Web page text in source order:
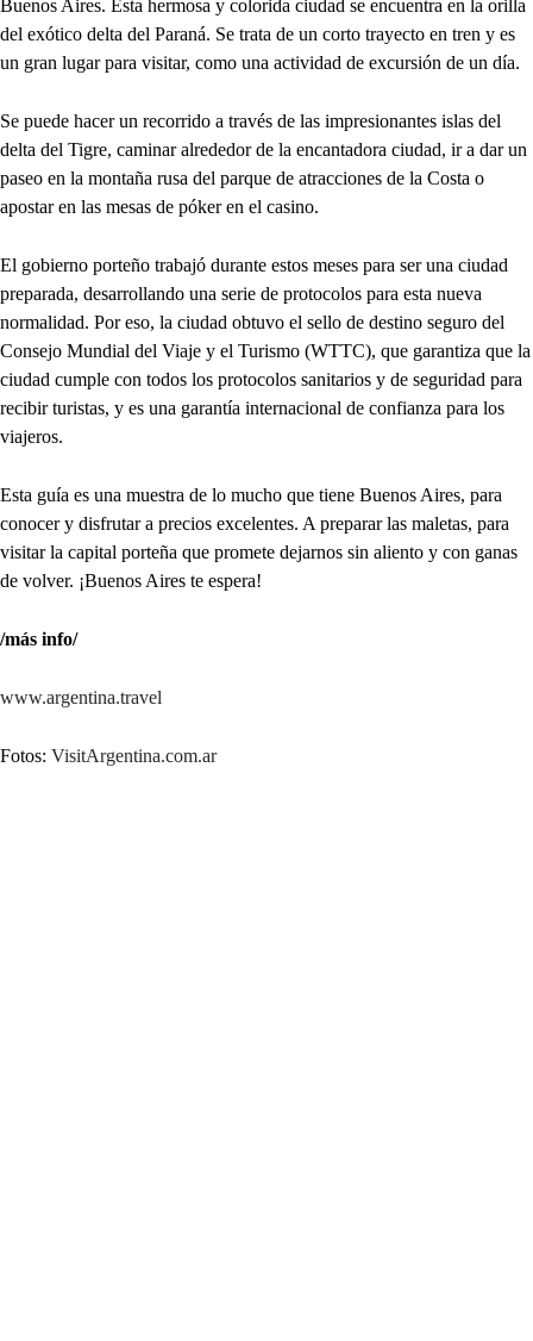
Buenos Aires. Esta hermosa y colorida ciudad se encuentra en la orilla
del exótico delta del Paraná. Se trata de un corto trayecto en tren y es
un gran lugar para visitar, como una actividad de excursión de un día.
Se puede hacer un recorrido a través de las impresionantes islas del
delta del Tigre, caminar alrededor de la encantadora ciudad, ir a dar un
paseo en la montaña rusa del parque de atracciones de la Costa o
apostar en las mesas de póker en el casino.
El gobierno porteño trabajó durante estos meses para ser una ciudad
preparada, desarrollando una serie de protocolos para esta nueva
normalidad. Por eso, la ciudad obtuvo el sello de destino seguro del
Consejo Mundial del Viaje y el Turismo (WTTC), que garantiza que la
ciudad cumple con todos los protocolos sanitarios y de seguridad para
recibir turistas, y es una garantía internacional de confianza para los
viajeros.
Esta guía es una muestra de lo mucho que tiene Buenos Aires, para
conocer y disfrutar a precios excelentes. A preparar las maletas, para
visitar la capital porteña que promete dejarnos sin aliento y con ganas
de volver. ¡Buenos Aires te espera!
/más info/
www.argentina.travel
Fotos: VisitArgentina.com.ar